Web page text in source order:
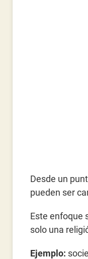
Desde un
pueden ser
Este enfoque
solo una
Ejemplo: